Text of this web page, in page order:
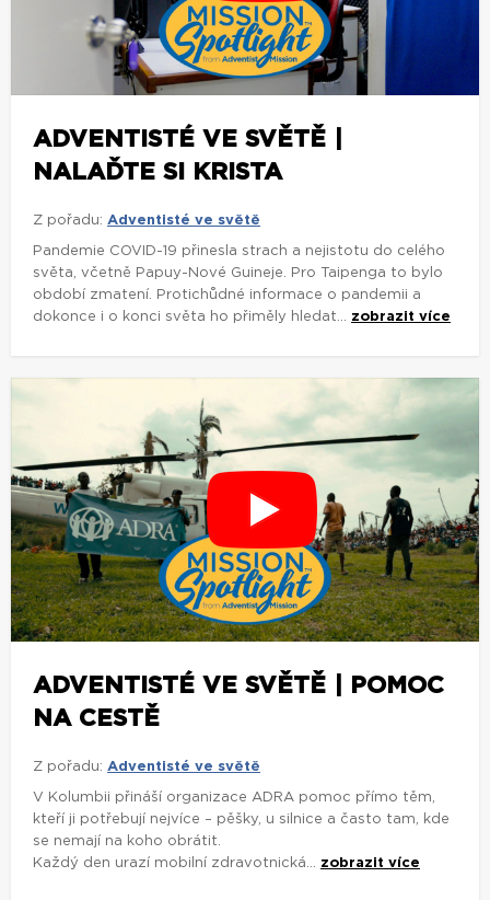
ADVENTISTÉ VE SVĚTĚ |
NALAĎTE SI KRISTA
Z pořadu: Adventisté ve světě
Pandemie COVID-19 přinesla strach a nejistotu do celého
světa, včetně Papuy-Nové Guineje. Pro Taipenga to bylo
období zmatení. Protichůdné informace o pandemii a
dokonce i o konci světa ho přiměly hledat... zobrazit více
ADVENTISTÉ VE SVĚTĚ | POMOC
NA CESTĚ
Z pořadu: Adventisté ve světě
V Kolumbii přináší organizace ADRA pomoc přímo těm,
kteří ji potřebují nejvíce – pěšky, u silnice a často tam, kde
se nemají na koho obrátit.
Každý den urazí mobilní zdravotnická... zobrazit více